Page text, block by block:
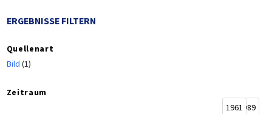
ERGEBNISSE FILTERN
Quellenart
Bild (1)
Zeitraum
19611989